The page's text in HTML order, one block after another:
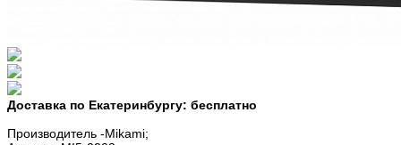
Доставка по Екатеринбургу: бесплатно
Производитель -Mikami;